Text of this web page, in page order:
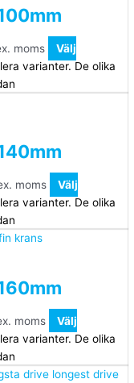
moms
Välj
varianter. De olika
moms
Välj
varianter. De olika
moms
Välj
varianter. De olika